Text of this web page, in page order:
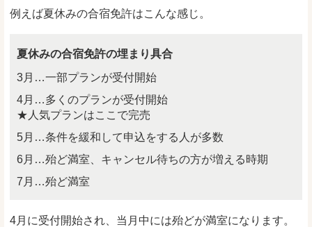
例えば夏休みの合宿免許はこんな感じ。
夏休みの合宿免許の埋まり具合
3月…一部プランが受付開始
4月…多くのプランが受付開始
★人気プランはここで完売
5月…条件を緩和して申込をする人が多数
6月…殆ど満室、キャンセル待ちの方が増える時期
7月…殆ど満室
4月に受付開始され、当月中には殆どが満室になります。